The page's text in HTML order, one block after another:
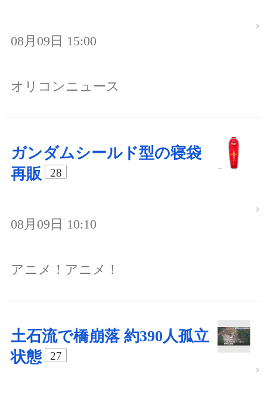
08月09日 15:00
オリコンニュース
ガンダムシールド型の寝袋
再販
28
08月09日 10:10
アニメ！アニメ！
土石流で橋崩落 約390人孤立
状態
27